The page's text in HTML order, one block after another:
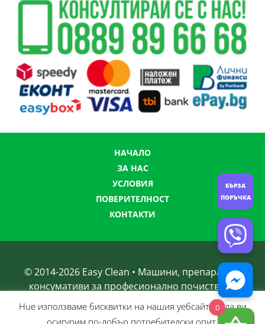
НАЧАЛО
ЗА НАС
УСЛОВИЯ
ПОВЕРИТЕЛНОСТ
КОНТАКТИ
© 2014-2026 Easy Clean • Машини, препарати и
консумативи за професионално почистване
Нue използвамe бисквитки на нашия уебсайт, за да ви
осигурим по-добър потребителски опит.
0
БЪРЗА
ПОРЪЧКА